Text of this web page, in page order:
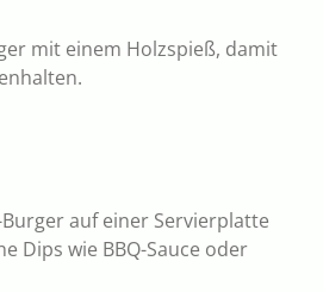
mit einem Holzspieß, damit
auf einer Servierplatte
Dips wie BBQ-Sauce oder